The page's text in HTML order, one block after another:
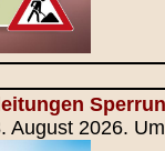
August 2026.